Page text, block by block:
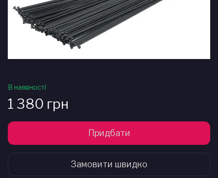
В наявності
1 380 грн
Придбати
Замовити швидко